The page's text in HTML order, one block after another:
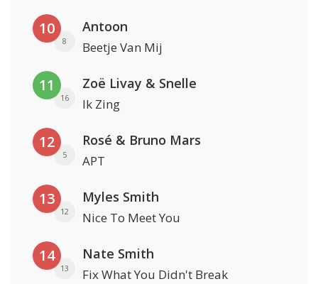
10
8
Antoon
Beetje Van Mij
11
16
Zoë Livay & Snelle
Ik Zing
12
5
Rosé & Bruno Mars
APT
13
12
Myles Smith
Nice To Meet You
14
13
Nate Smith
Fix What You Didn't Break